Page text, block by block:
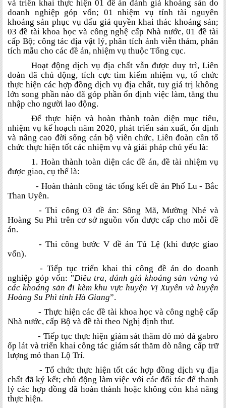
và triển khai thực hiện 01 đề án đánh giá khoáng sản do
doanh nghiệp góp vốn; 01 nhiệm vụ tính tài nguyên
khoáng sản phục vụ đấu giá quyền khai thác khoáng sản;
03 đề tài khoa học và công nghệ cấp Nhà nước, 01 đề tài
cấp Bộ; công tác địa vật lý, phân tích ảnh viễn thám, phân
tích mẫu cho các đề án, nhiệm vụ thuộc Tổng cục.
Hoạt động dịch vụ địa chất vẫn được duy trì, Liên
đoàn đã chủ động, tích cực tìm kiếm nhiệm vụ, tổ chức
thực hiện các hợp đồng dịch vụ địa chất, tuy giá trị không
lớn song phần nào đã góp phần ổn định việc làm, tăng thu
nhập cho người lao động.
Để thực hiện và hoàn thành toàn diện mục tiêu,
nhiệm vụ kế hoạch năm 2020, phát triển sản xuất, ổn định
và nâng cao đời sống cán bộ viên chức, Liên đoàn cần tổ
chức thực hiện tốt các nhiệm vụ và giải pháp chủ yếu là:
1. Hoàn thành toàn diện các đề án, đề tài nhiệm vụ
được giao, cụ thể là:
- Hoàn thành công tác tổng kết đề án Phố Lu - Bắc
Than Uyên.
- Thi công 03 đề án: Sông Mã, Mường Nhé và
Hoàng Su Phì trên cơ sở nguồn vốn được cấp cho mỗi đề
án.
- Thi công bước V đề án Tú Lệ (khi được giao
vốn).
- Tiếp tục triển khai thi công đề án do doanh
nghiệp góp vốn: "Điều tra, đánh giá khoáng sản vàng và
các khoáng sản đi kèm khu vực huyện Vị Xuyên và huyện
Hoàng Su Phì tỉnh Hà Giang”.
- Thực hiện các đề tài khoa học và công nghệ cấp
Nhà nước, cấp Bộ và đề tài theo Nghị định thư.
- Tiếp tục thực hiện giám sát thăm dò mỏ đá gabro
ốp lát và triển khai công tác giám sát thăm dò nâng cấp trữ
lượng mỏ than Lộ Trí.
- Tổ chức thực hiện tốt các hợp đồng dịch vụ địa
chất đã ký kết; chủ động làm việc với các đối tác để thanh
lý các hợp đồng đã hoàn thành hoặc không còn khả năng
thực hiện.